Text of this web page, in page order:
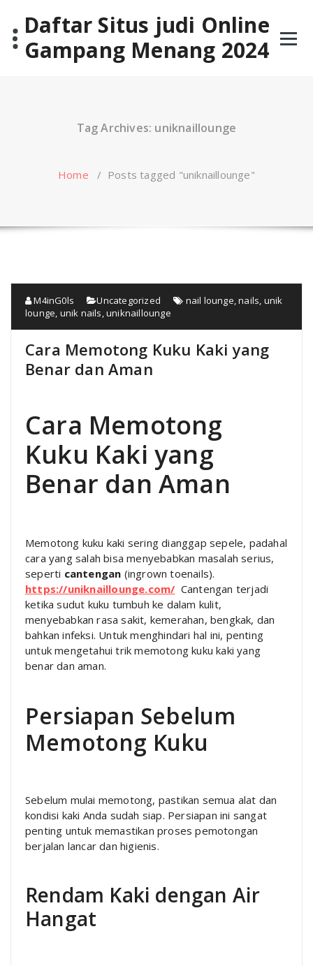
contentDaftar Situs judi Online
Gampang Menang 2024
Tag Archives: uniknaillounge
Home / Posts tagged "uniknaillounge"
M4inG0ls Uncategorized nail lounge ,nails unik
lounge unik nails ,uniknaillounge
Cara Memotong Kuku Kaki yang
Benar dan Aman
Cara Memotong
Kuku Kaki yang
Benar dan Aman
Memotong kuku kaki sering dianggap sepele, padahal
cara yang salah bisa menyebabkan masalah serius,
seperti cantengan (ingrown toenails).
https://uniknaillounge.com/ Cantengan terjadi
ketika sudut kuku tumbuh ke dalam kulit,
menyebabkan rasa sakit, kemerahan, bengkak, dan
bahkan infeksi. Untuk menghindari hal ini, penting
untuk mengetahui trik memotong kuku kaki yang
benar dan aman.
Persiapan Sebelum
Memotong Kuku
Sebelum mulai memotong, pastikan semua alat dan
kondisi kaki Anda sudah siap. Persiapan ini sangat
penting untuk memastikan proses pemotongan
berjalan lancar dan higienis.
Rendam Kaki dengan Air
Hangat